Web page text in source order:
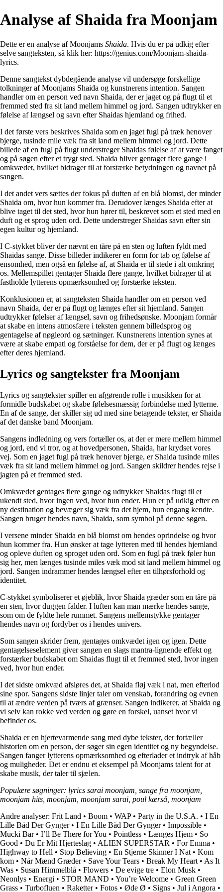
Analyse af Shaida fra Moonjam
Dette er en analyse af Moonjams Shaida. Hvis du er på udkig efter
selve sangteksten, så klik her: https://genius.com/Moonjam-shaida-
lyrics.
Denne sangtekst dybdegående analyse vil undersøge forskellige
tolkninger af Moonjams Shaida og kunstnerens intention. Sangen
handler om en person ved navn Shaida, der er jaget og på flugt til et
fremmed sted fra sit land mellem himmel og jord. Sangen udtrykker en
følelse af længsel og savn efter Shaidas hjemland og frihed.
I det første vers beskrives Shaida som en jaget fugl på træk henover
bjerge, tusinde mile væk fra sit land mellem himmel og jord. Dette
billede af en fugl på flugt understreger Shaidas følelse af at være fanget
og på søgen efter et trygt sted. Shaida bliver gentaget flere gange i
omkvædet, hvilket bidrager til at forstærke betydningen og navnet på
sangen.
I det andet vers sættes der fokus på duften af en blå blomst, der minder
Shaida om, hvor hun kommer fra. Derudover længes Shaida efter at
blive taget til det sted, hvor hun hører til, beskrevet som et sted med en
duft og et sprog uden ord. Dette understreger Shaidas savn efter sin
egen kultur og hjemland.
I C-stykket bliver der nævnt en tåre på en sten og luften fyldt med
Shaidas sange. Disse billeder indikerer en form for tab og følelse af
ensomhed, men også en følelse af, at Shaida er til stede i alt omkring
os. Mellemspillet gentager Shaida flere gange, hvilket bidrager til at
fastholde lytterens opmærksomhed og forstærke teksten.
Konklusionen er, at sangteksten Shaida handler om en person ved
navn Shaida, der er på flugt og længes efter sit hjemland. Sangen
udtrykker følelser af længsel, savn og frihedsønske. Moonjam formår
at skabe en intens atmosfære i teksten gennem billedsprog og
gentagelse af nøgleord og sætninger. Kunstnerens intention synes at
være at skabe empati og forståelse for dem, der er på flugt og længes
efter deres hjemland.
Lyrics og sangtekster fra Moonjam
Lyrics og sangtekster spiller en afgørende rolle i musikken for at
formidle budskabet og skabe følelsesmæssig forbindelse med lytterne.
En af de sange, der skiller sig ud med sine betagende tekster, er Shaida
af det danske band Moonjam.
Sangens indledning og vers fortæller os, at der er mere mellem himmel
og jord, end vi tror, og at hovedpersonen, Shaida, har krydset vores
vej. Som en jaget fugl på træk henover bjerge, er Shaida tusinde miles
væk fra sit land mellem himmel og jord. Sangen skildrer hendes rejse i
jagten på et fremmed sted.
Omkvædet gentages flere gange og udtrykker Shaidas flugt til et
ukendt sted, hvor ingen ved, hvor hun ender. Hun er på udkig efter en
ny destination og bevæger sig væk fra det hjem, hun engang kendte.
Sangen bruger hendes navn, Shaida, som symbol på denne søgen.
I versene minder Shaida en blå blomst om hendes oprindelse og hvor
hun kommer fra. Hun ønsker at tage lytteren med til hendes hjemland
og opleve duften og sproget uden ord. Som en fugl på træk føler hun
sig her, men længes tusinde miles væk mod sit land mellem himmel og
jord. Sangen indrammer hendes længsel efter en tilhørsforhold og
identitet.
C-stykket symboliserer et øjeblik, hvor Shaida græder som en tåre på
en sten, hvor duggen falder. I luften kan man mærke hendes sange,
som om de fyldte hele rummet. Sangens mellemstykke gentager
hendes navn og fordyber os i hendes univers.
Som sangen skrider frem, gentages omkvædet igen og igen. Dette
gentagelseselement giver sangen en slags mantra-lignende effekt og
forstærker budskabet om Shaidas flugt til et fremmed sted, hvor ingen
ved, hvor hun ender.
I det sidste omkvæd afsløres det, at Shaida fløj væk i nat, men efterlod
sine spor. Sangens sidste linjer taler om venskab, forandring og evnen
til at ændre verden på tværs af grænser. Sangen indikerer, at Shaida og
vi selv kan rokke ved verden og gøre en forskel, uanset hvor vi
befinder os.
Shaida er en hjertevarmende sang med dybe tekster, der fortæller
historien om en person, der søger sin egen identitet og ny begyndelse.
Sangen fanger lytterens opmærksomhed og efterlader et indtryk af håb
og muligheder. Det er endnu et eksempel på Moonjams talent for at
skabe musik, der taler til sjælen.
Populære søgninger: lyrics sarai moonjam, sange fra moonjam,
moonjam hits, moonjam, moonjam sarai, poul kærså, moonjam
Andre analyser: Frit Land • Boom • WAP• Party in the U.S.A. • I En
Lille Båd Der Gynger• I En Lille Båd Der Gynger• Impossible •
Mucki Bar• I’ll Be There for You • Pointless • Længes Hjem • So
Good • Du Er Mit Hjerteslag • ALIEN SUPERSTAR • For Emma •
Highway to Hell • Stop Believing • En Stjerne Skinner I Nat • Kom
kom • Når Mænd Græder• Save Your Tears • Break My Heart • As It
Was • Susan Himmelblå • Flowers • De evige tre • Elon Musk •
Neonlys • Energi • STOR MAND • You’re Welcome • Green Green
Grass • Turbofluen • Raketter• Fotos • Øde Ø • Signs • Jul i Angora •